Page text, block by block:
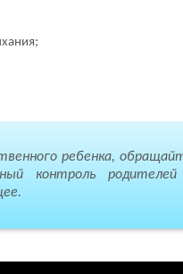
ребенка,
контроль